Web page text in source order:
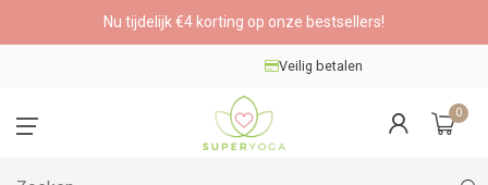
Nu tijdelijk €4 korting op onze bestsellers!
Veilig betalen
0